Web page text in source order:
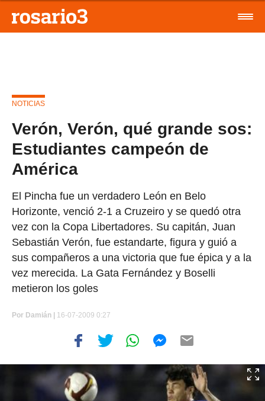
NOTICIAS
Verón, Verón, qué grande sos:
Estudiantes campeón de
América
El Pincha fue un verdadero León en Belo
Horizonte, venció 2-1 a Cruzeiro y se quedó otra
vez con la Copa Libertadores. Su capitán, Juan
Sebastián Verón, fue estandarte, figura y guió a
sus compañeros a una victoria que fue épica y a la
vez merecida. La Gata Fernández y Boselli
metieron los goles
Por Damián | 16-07-2009 0:27